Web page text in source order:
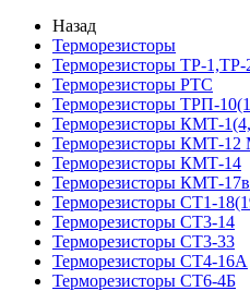
Назад
Терморезисторы
Терморезисторы ТР-
Терморезисторы РТС
Терморезисторы ТРП-
Терморезисторы КМТ-
Терморезисторы КМТ-
Терморезисторы КМТ-14
Терморезисторы КМТ-
Терморезисторы СТ1-
Терморезисторы СТ3-14
Терморезисторы СТ3-33
Терморезисторы СТ4-16А
Терморезисторы СТ6-4Б